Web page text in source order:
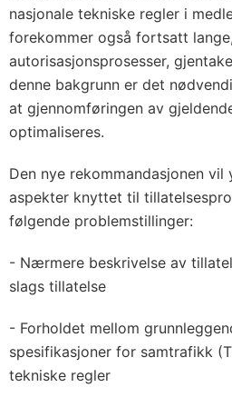
nasjonale tekniske regler i
forekommer også fortsatt
autorisasjonsprosesser,
denne bakgrunn er det
at gjennomføringen av
optimaliseres.
Den nye rekommandasjonen
aspekter knyttet til
følgende problemstillinger:
- Nærmere beskrivelse av
slags tillatelse
- Forholdet mellom
spesifikasjoner for samtrafikk
tekniske regler